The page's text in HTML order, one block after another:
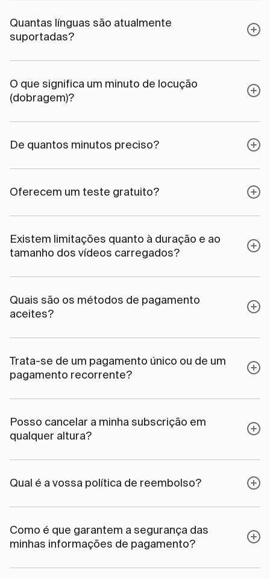
Quantas línguas são atualmente
suportadas?
O que significa um minuto de locução
(dobragem)?
De quantos minutos preciso?
Oferecem um teste gratuito?
Existem limitações quanto à duração e ao
tamanho dos vídeos carregados?
Quais são os métodos de pagamento
aceites?
Trata-se de um pagamento único ou de um
pagamento recorrente?
Posso cancelar a minha subscrição em
qualquer altura?
Qual é a vossa política de reembolso?
Como é que garantem a segurança das
minhas informações de pagamento?